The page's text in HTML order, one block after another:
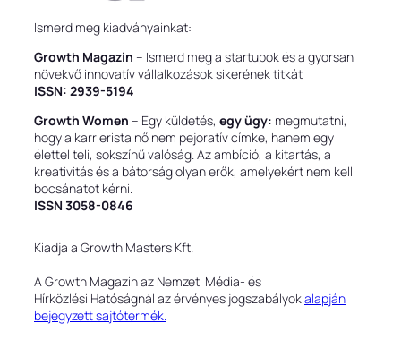
Ismerd meg kiadványainkat:
Growth Magazin – Ismerd meg a startupok és a gyorsan
növekvő innovatív vállalkozások sikerének titkát
ISSN: 2939-5194
Growth Women – Egy küldetés, egy ügy: megmutatni,
hogy a karrierista nő nem pejoratív címke, hanem egy
élettel teli, sokszínű valóság. Az ambíció, a kitartás, a
kreativitás és a bátorság olyan erők, amelyekért nem kell
bocsánatot kérni.
ISSN 3058-0846
Kiadja a Growth Masters Kft.
A Growth Magazin az Nemzeti Média- és
Hírközlési Hatóságnál az érvényes jogszabályokalapján
bejegyzett sajtótermék.